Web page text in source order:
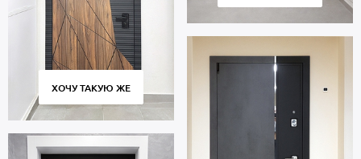
ХОЧУ ТАКУЮ ЖЕ